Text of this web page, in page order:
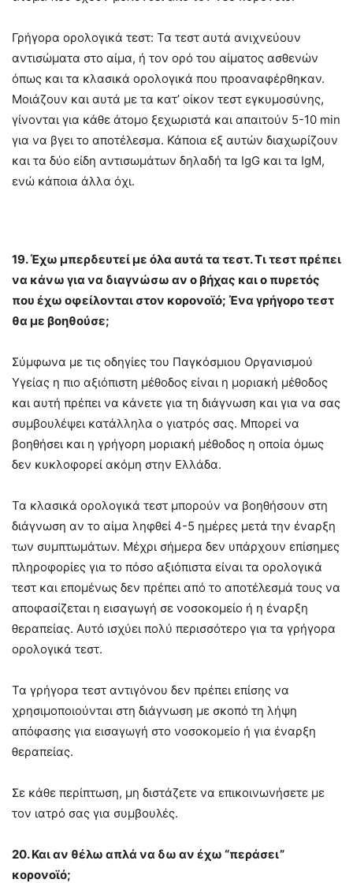
Γρήγορα ορολογικά τεστ: Τα τεστ αυτά ανιχνεύουν
αντισώματα στο αίμα, ή τον ορό του αίματος ασθενών
όπως και τα κλασικά ορολογικά που προαναφέρθηκαν.
Μοιάζουν και αυτά με τα κατ’ οίκον τεστ εγκυμοσύνης,
γίνονται για κάθε άτομο ξεχωριστά και απαιτούν 5-10 min
για να βγει το αποτέλεσμα. Κάποια εξ αυτών διαχωρίζουν
και τα δύο είδη αντισωμάτων δηλαδή τα IgG και τα IgM,
ενώ κάποια άλλα όχι.
19. Έχω μπερδευτεί με όλα αυτά τα τεστ. Τι τεστ πρέπει
να κάνω για να διαγνώσω αν ο βήχας και ο πυρετός
που έχω οφείλονται στον κορονοϊό; Ένα γρήγορο τεστ
θα με βοηθούσε;
Σύμφωνα με τις οδηγίες του Παγκόσμιου Οργανισμού
Υγείας η πιο αξιόπιστη μέθοδος είναι η μοριακή μέθοδος
και αυτή πρέπει να κάνετε για τη διάγνωση και για να σας
συμβουλέψει κατάλληλα ο γιατρός σας. Μπορεί να
βοηθήσει και η γρήγορη μοριακή μέθοδος η οποία όμως
δεν κυκλοφορεί ακόμη στην Ελλάδα.
Τα κλασικά ορολογικά τεστ μπορούν να βοηθήσουν στη
διάγνωση αν το αίμα ληφθεί 4-5 ημέρες μετά την έναρξη
των συμπτωμάτων. Μέχρι σήμερα δεν υπάρχουν επίσημες
πληροφορίες για το πόσο αξιόπιστα είναι τα ορολογικά
τεστ και επομένως δεν πρέπει από το αποτέλεσμά τους να
αποφασίζεται η εισαγωγή σε νοσοκομείο ή η έναρξη
θεραπείας. Αυτό ισχύει πολύ περισσότερο για τα γρήγορα
ορολογικά τεστ.
Τα γρήγορα τεστ αντιγόνου δεν πρέπει επίσης να
χρησιμοποιούνται στη διάγνωση με σκοπό τη λήψη
απόφασης για εισαγωγή στο νοσοκομείο ή για έναρξη
θεραπείας.
Σε κάθε περίπτωση, μη διστάζετε να επικοινωνήσετε με
τον ιατρό σας για συμβουλές.
20. Και αν θέλω απλά να δω αν έχω “περάσει”
κορονοϊό;